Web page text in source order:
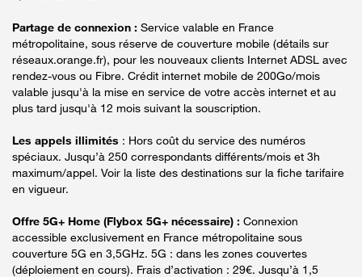
Partage de connexion : Service valable en France
métropolitaine, sous réserve de couverture mobile (détails sur
réseaux.orange.fr), pour les nouveaux clients Internet ADSL avec
rendez-vous ou Fibre. Crédit internet mobile de 200Go/mois
valable jusqu'à la mise en service de votre accès internet et au
plus tard jusqu'à 12 mois suivant la souscription.
Les appels illimités : Hors coût du service des numéros
spéciaux. Jusqu’à 250 correspondants différents/mois et 3h
maximum/appel. Voir la liste des destinations sur la fiche tarifaire
en vigueur.
Offre 5G+ Home (Flybox 5G+ nécessaire) : Connexion
accessible exclusivement en France métropolitaine sous
couverture 5G en 3,5GHz. 5G : dans les zones couvertes
(déploiement en cours). Frais d’activation : 29€. Jusqu’à 1,5